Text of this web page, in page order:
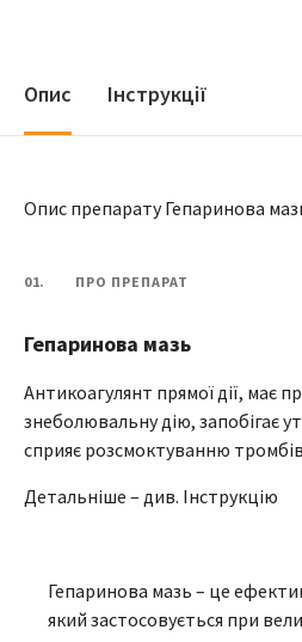
Опис Інструкції
Опис препарату Гепаринова
01. ПРО ПРЕПАРАТ
Гепаринова мазь
Антикоагулянт прямої дії, має
знеболювальну дію, запобігає
сприяє розсмоктуванню
Детальніше – див. Інструкцію
Гепаринова мазь – це
який застосовується при